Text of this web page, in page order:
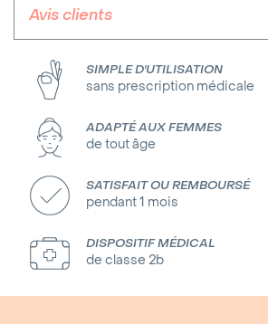
Avis clients
SIMPLE D'UTILISATION
sans prescription médicale
ADAPTÉ AUX FEMMES
de tout âge
SATISFAIT OU REMBOURSÉ
pendant 1 mois
DISPOSITIF MÉDICAL
de classe 2b